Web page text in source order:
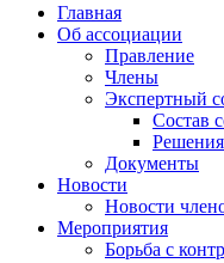
Главная
Об ассоциации
Правление
Члены
Экспертный
Состав
Решения
Документы
Новости
Новости
Мероприятия
Борьба с